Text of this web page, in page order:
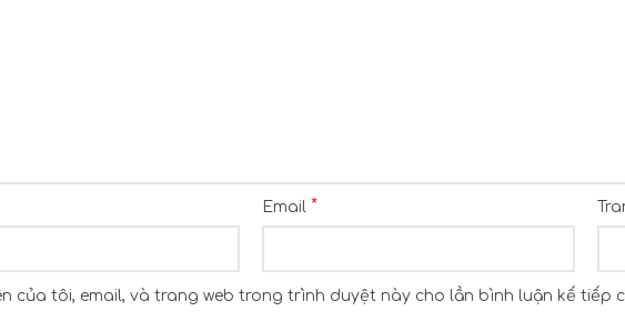
Email *
của tôi, email, và trang web trong trình duyệt này cho lần bình luận kế tiếp